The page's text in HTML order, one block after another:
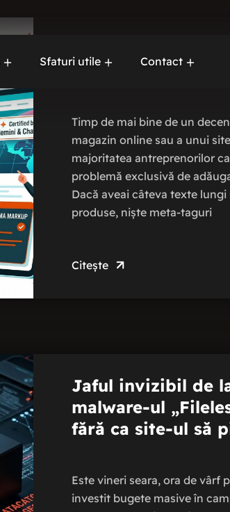
Sfaturi utile
Contact
Efecte Google
Optimizare SEO/
Timp de mai bine de un
magazin online sau a unui
majoritatea antreprenorilor
problemă exclusivă de
Dacă aveai câteva texte
produse, niște meta-taguri
Citește
Jaful invizibil de
malware-ul
fără ca site-ul să
Este vineri seara, ora de vârf
investit bugete masive în